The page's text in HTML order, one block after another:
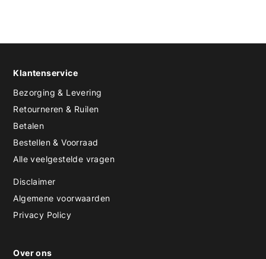
Klantenservice
Bezorging & Levering
Retourneren & Ruilen
Betalen
Bestellen & Voorraad
Alle veelgestelde vragen
Disclaimer
Algemene voorwaarden
Privacy Policy
Over ons